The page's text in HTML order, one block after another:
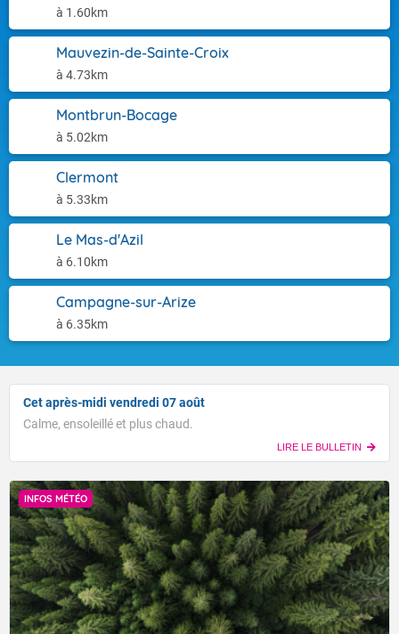
à 1.60km
Mauvezin-de-Sainte-Croix
à 4.73km
Montbrun-Bocage
à 5.02km
Clermont
à 5.33km
Le Mas-d'Azil
à 6.10km
Campagne-sur-Arize
à 6.35km
Cet après-midi vendredi 07 août
Calme, ensoleillé et plus chaud.
LIRE LE BULLETIN
INFOS MÉTÉO